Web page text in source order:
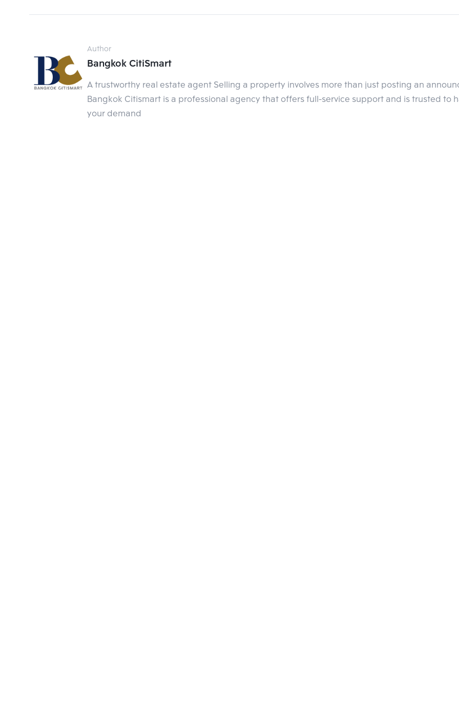
งบประมาณ
วันนั้น “ผู้ว่าฯ อัศวิน” แจงสภาหาก กทม.รับมาทำเองหลังหมดสัญญาสัมปทาน มีแต่จะขาดทุนเหมือนรถเมล์ ขสมก. ให้เอก
ผลประกอบการที่เป็นกำไรมากกว่า คือไม่ได้หวังกำไรสูงสุด เพราะหน้าที่รัฐจัดให้มีบริหารขนส่งสาธารณะบริการประชาชนให้ดี
เก็บภาษีจากเขา แต่สายสีเขียวยังมีภาระหนี้ที่เกิดจากการเดินรถอยู่ ดอกเบี้ยเดินทุกวินาที”
Author
Bangkok CitiSmart
A trustworthy real estate agent Selling a property involves more than just posting an
Bangkok Citismart is a professional agency that offers full-service support and is trusted to
your demand